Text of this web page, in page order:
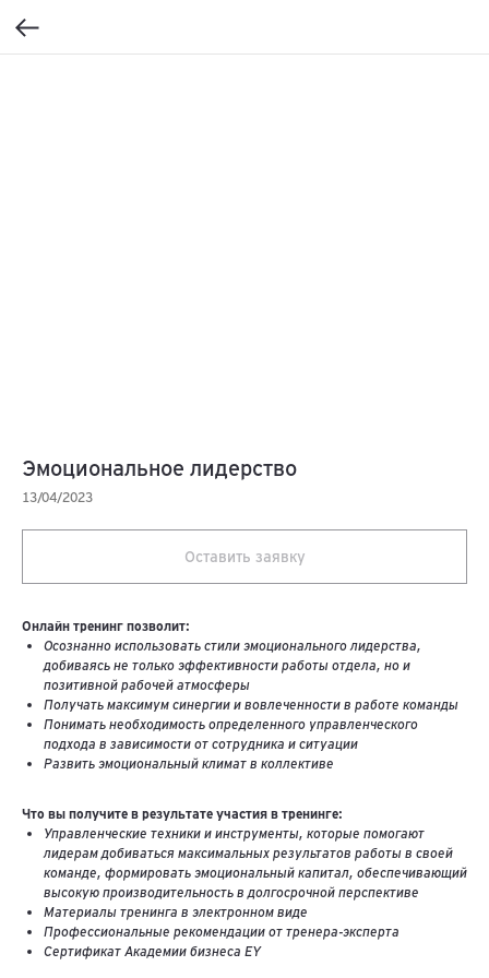
Эмоциональное лидерство
13/04/2023
Оставить заявку
Онлайн тренинг позволит:
Осознанно использовать стили эмоционального лидерства,
добиваясь не только эффективности работы отдела, но и
позитивной рабочей атмосферы
Получать максимум синергии и вовлеченности в работе команды
Понимать необходимость определенного управленческого
подхода в зависимости от сотрудника и ситуации
Развить эмоциональный климат в коллективе
Что вы получите в результате участия в тренинге:
Управленческие техники и инструменты, которые помогают
лидерам добиваться максимальных результатов работы в своей
команде, формировать эмоциональный капитал, обеспечивающий
высокую производительность в долгосрочной перспективе
Материалы тренинга в электронном виде
Профессиональные рекомендации от тренера-эксперта
Сертификат Академии бизнеса EY